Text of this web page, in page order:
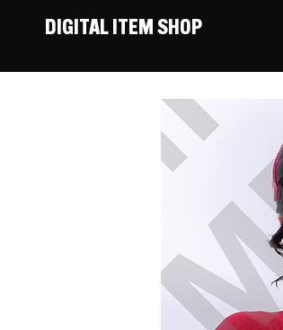
DIGITAL ITEM SHOP